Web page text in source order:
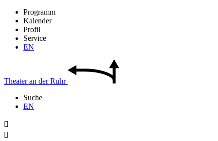
Programm
Kalender
Profil
Service
EN
Theateran derRuhr
Suche
EN

